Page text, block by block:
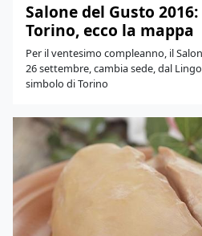
Salone del Gusto
Torino, ecco la mappa
Per il ventesimo compleanno, il
26 settembre, cambia sede, dal
simbolo di Torino